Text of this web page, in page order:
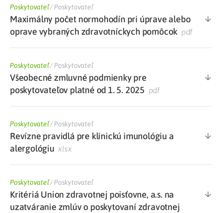
Poskytovateľ/Poskytovateľ
Maximálny počet normohodín pri úprave alebo
oprave vybraných zdravotníckych pomôcok pdf
Poskytovateľ/Poskytovateľ
Všeobecné zmluvné podmienky pre
poskytovateľov platné od 1. 5. 2025 pdf
Poskytovateľ/Poskytovateľ
Revízne pravidlá pre klinickú imunológiu a
alergológiu xlsx
Poskytovateľ/Poskytovateľ
Kritériá Union zdravotnej poisťovne, a.s. na
uzatváranie zmlúv o poskytovaní zdravotnej